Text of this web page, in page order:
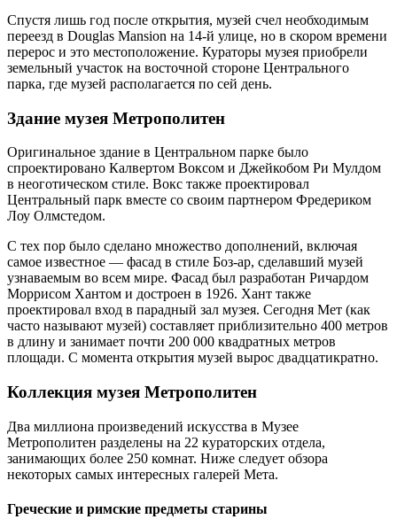
Спустя лишь год после открытия, музей счел необходимым
переезд в Douglas Mansion на 14-й улице, но в скором времени
перерос и это местоположение. Кураторы музея приобрели
земельный участок на восточной стороне Центрального
парка, где музей располагается по сей день.
Здание музея Метрополитен
Оригинальное здание в Центральном парке было
спроектировано Калвертом Воксом и Джейкобом Ри Мулдом
в неоготическом стиле. Вокс также проектировал
Центральный парк вместе со своим партнером Фредериком
Лоу Олмстедом.
С тех пор было сделано множество дополнений, включая
самое известное — фасад в стиле Боз-ар, сделавший музей
узнаваемым во всем мире. Фасад был разработан Ричардом
Моррисом Хантом и достроен в 1926. Хант также
проектировал вход в парадный зал музея. Сегодня Мет (как
часто называют музей) составляет приблизительно 400 метров
в длину и занимает почти 200 000 квадратных метров
площади. С момента открытия музей вырос двадцатикратно.
Коллекция музея Метрополитен
Два миллиона произведений искусства в Музее
Метрополитен разделены на 22 кураторских отдела,
занимающих более 250 комнат. Ниже следует обзора
некоторых самых интересных галерей Мета.
Греческие и римские предметы старины